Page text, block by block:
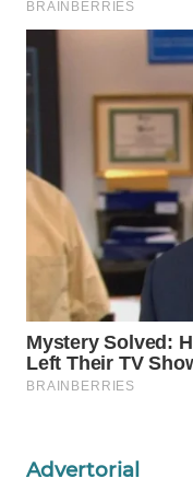
Advertorial
WAHANA
WAHANA
OTOMOTIF
WAHANA
HEALTH
WAHANA
DESA
WISATA
WAHANA